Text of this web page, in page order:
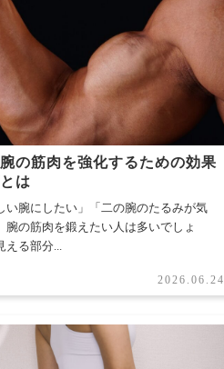
の筋肉を強化するための効果
は
い腕にしたい」「二の腕のたるみが気
腕の筋肉を鍛えたい人は多いでしょ
る部分...
2026.06.24